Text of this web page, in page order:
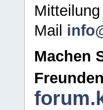
Mail
Machen